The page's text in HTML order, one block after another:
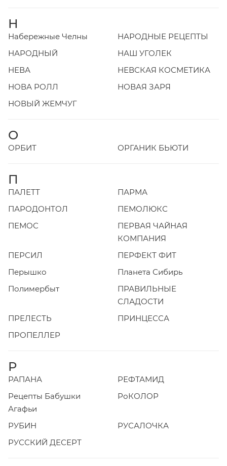
Н
Набережные Челны
НАРОДНЫЕ РЕЦЕПТЫ
НАРОДНЫЙ
НАШ УГОЛЕК
НЕВА
НЕВСКАЯ КОСМЕТИКА
НОВА РОЛЛ
НОВАЯ ЗАРЯ
НОВЫЙ ЖЕМЧУГ
О
ОРБИТ ОРГАНИК БЬЮТИ
П
ПАЛЕТТ
ПАРМА
ПАРОДОНТОЛ
ПЕМОЛЮКС
ПЕМОС
ПЕРВАЯ ЧАЙНАЯ
КОМПАНИЯ
ПЕРСИЛ
ПЕРФЕКТ ФИТ
Перышко
Планета Сибирь
Полимербыт
ПРАВИЛЬНЫЕ
СЛАДОСТИ
ПРЕЛЕСТЬ
ПРИНЦЕССА
ПРОПЕЛЛЕР
Р
РАПАНА
РЕФТАМИД
Рецепты Бабушки
Агафьи
РоКОЛОР
РУБИН
РУСАЛОЧКА
РУССКИЙ ДЕСЕРТ